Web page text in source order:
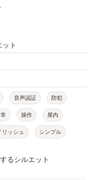
ト
音声認証 防犯
操作 屋内
リッシュ シンプル
るシルエット